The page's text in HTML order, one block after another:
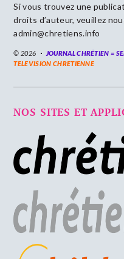
Si vous trouvez une
droits d’auteur, veuillez
admin@chretiens.info
© 2026 JOURNAL CHRÉTIEN =
TELEVISION CHRETIENNE
NOS SITES ET